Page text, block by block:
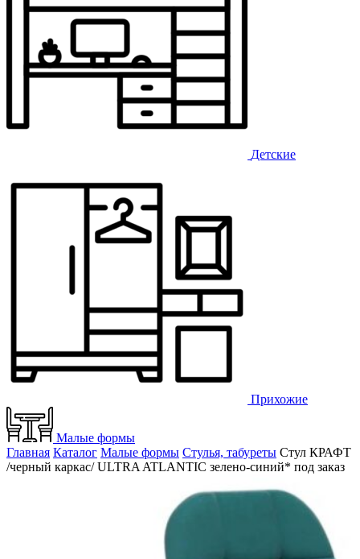
Детские
Прихожие
Малые формы
Главная Каталог Малые формы Стулья, табуреты Стул КРАФТ
/черный каркас/ ULTRA ATLANTIC зелено-синий* под заказ